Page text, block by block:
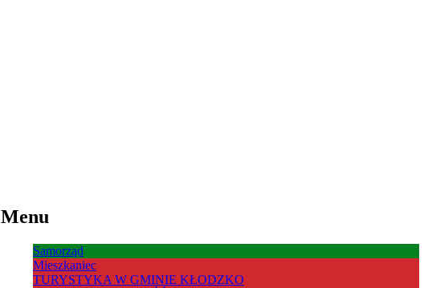
Menu
Samorząd
Mieszkaniec
TURYSTYKA W GMINIE KŁODZKO